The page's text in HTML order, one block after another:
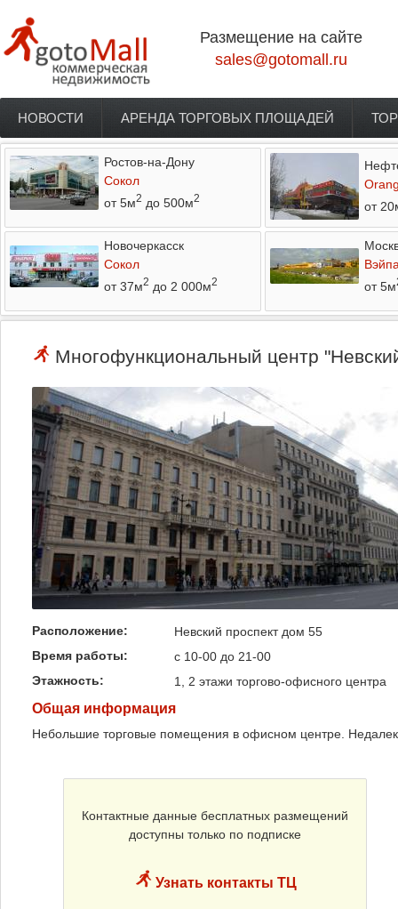
Размещение на сайте
sales@gotomall.ru
Главное меню
НОВОСТИ АРЕНДА ТОРГОВЫХ ПЛОЩАДЕЙ
Ростов-на-Дону
Сокол
от 5м2 до 500м2
от
Новочеркасск
Сокол
от 37м2 до 2 000м2
от 5м
Многофункциональный центр
Расположение:
Невский проспект дом 55
Время работы:
с 10-00 до 21-00
Этажность:
1, 2 этажи торгово-офисного центра
Общая информация
Небольшие торговые помещения в офисном центре.
Контактные данные бесплатных размещений
доступны только по подписке
Узнать контакты ТЦ